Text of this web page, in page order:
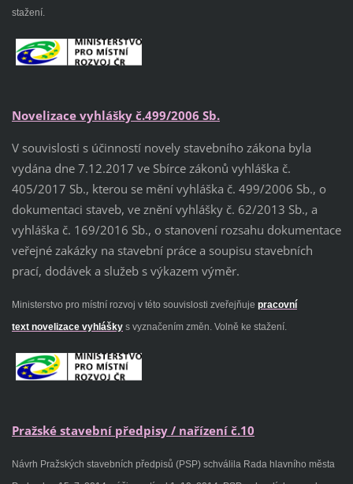
stažení.
Novelizace vyhlášky č.499/2006 Sb.
V souvislosti s účinností novely stavebního zákona byla
vydána dne 7.12.2017 ve Sbírce zákonů vyhláška č.
405/2017 Sb., kterou se mění vyhláška č. 499/2006 Sb., o
dokumentaci staveb, ve znění vyhlášky č. 62/2013 Sb., a
vyhláška č. 169/2016 Sb., o stanovení rozsahu dokumentace
veřejné zakázky na stavební práce a soupisu stavebních
prací, dodávek a služeb s výkazem výměr.
Ministerstvo pro místní rozvoj v této souvislosti zveřejňuje pracovní
text novelizace vyhlášky s vyznačením změn. Volně ke stažení.
Pražské stavební předpisy / nařízení č.10
Návrh Pražských stavebních předpisů (PSP) schválila Rada hlavního města